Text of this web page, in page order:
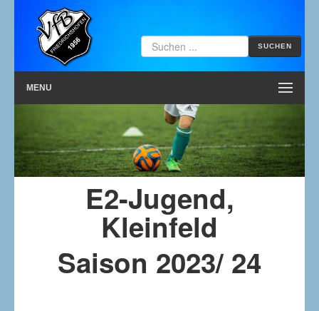
SUCHEN
MENU
E2-Jugend,
Kleinfeld
Saison 2023/ 24